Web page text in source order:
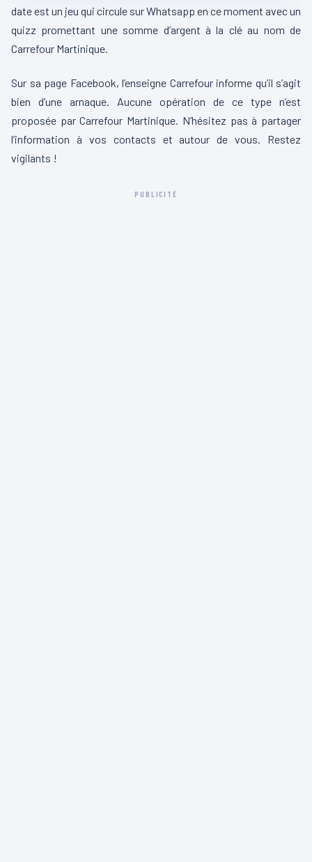
date est un jeu qui circule sur Whatsapp en ce moment avec un
quizz promettant une somme d’argent à la clé au nom de
Carrefour Martinique.
Sur sa page Facebook, l’enseigne Carrefour informe qu’il s’agit
bien d’une arnaque. Aucune opération de ce type n’est
proposée par Carrefour Martinique. N’hésitez pas à partager
l’information à vos contacts et autour de vous. Restez
vigilants !
PUBLICITÉ